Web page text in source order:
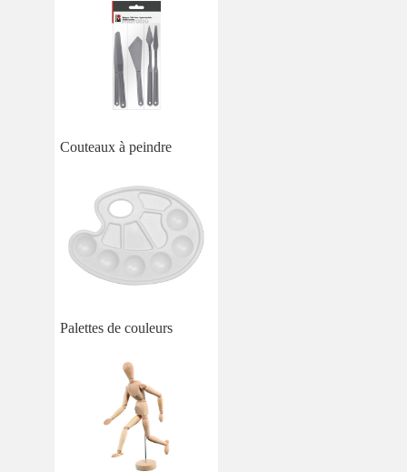
Couteaux à peindre
Palettes de couleurs